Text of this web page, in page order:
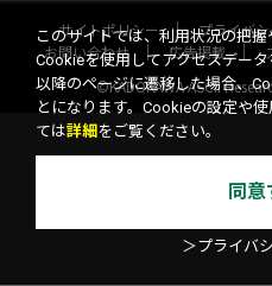
サイトポリシー プライバ
お問い合わせ
広告掲載
©KADOKAWA ASCII
このサイトでは、利用状況の把握
Cookieを使用してアクセスデー
以降のページに遷移した場合、
とになります。Cookieの設定や
ては詳細 をご覧ください。
同意
＞プライバ